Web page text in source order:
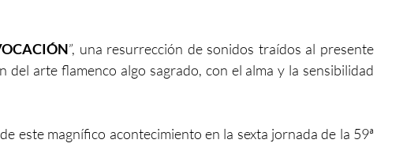
”, una resurrección de sonidos traídos al presente
arte flamenco algo sagrado, con el alma y la sensibilidad
este magnífico acontecimiento en la sexta jornada de la 59ª